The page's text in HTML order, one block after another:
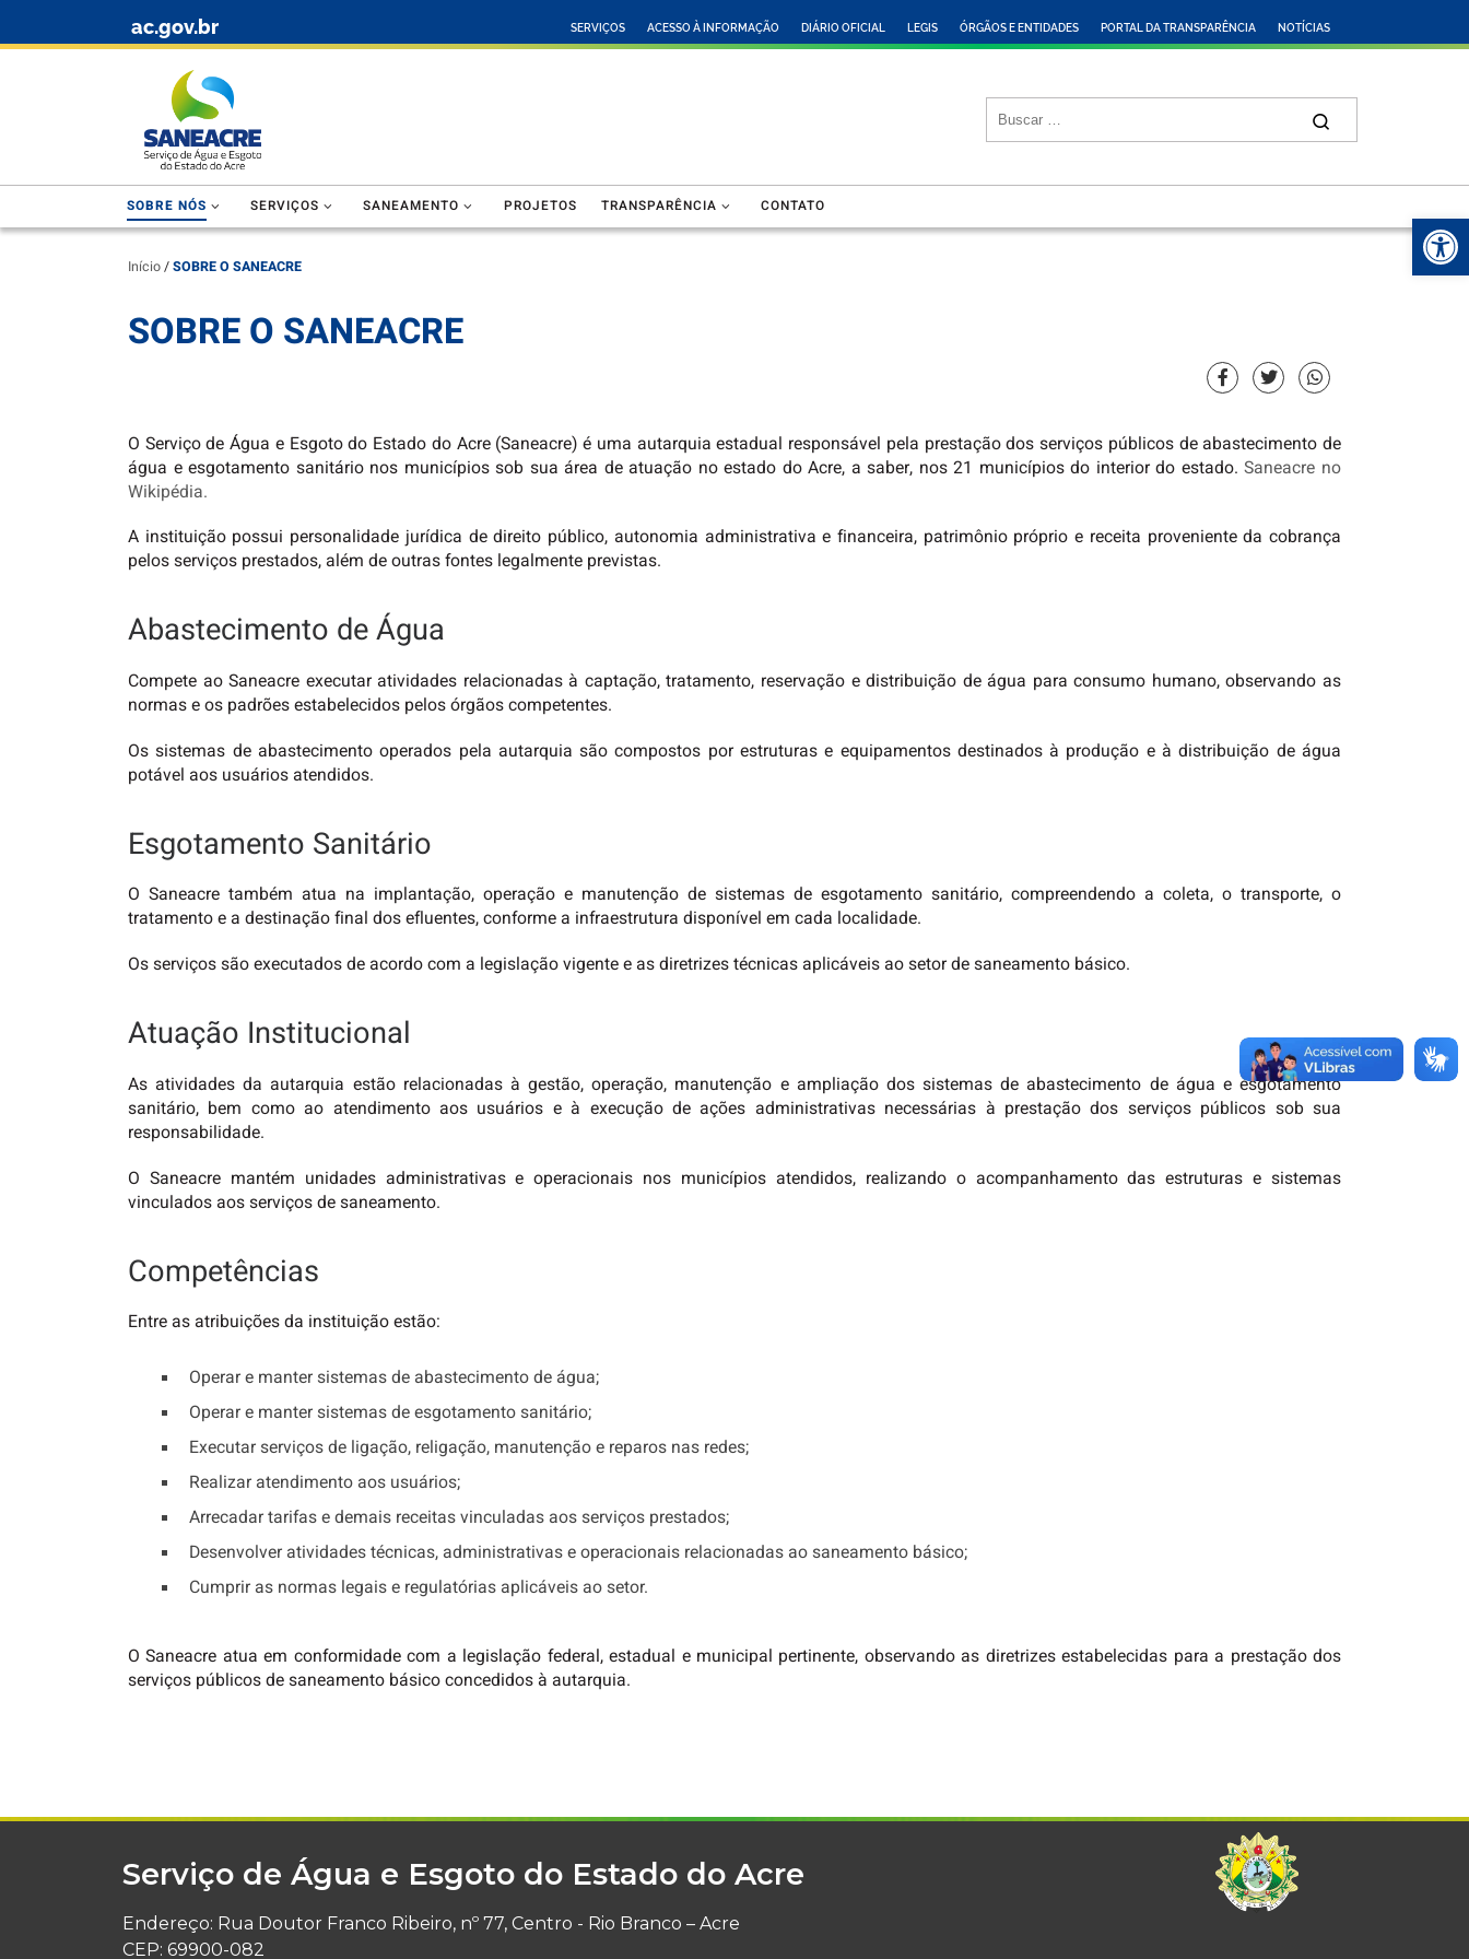
ac.gov.br SERVIÇOS ACESSO À INFORMAÇÃO DIÁRIO OFICIAL LEGIS ÓRGÃOS E ENTIDADES PORTAL DA TRANSPARÊNCIA NOTÍCIAS
SOBRE NÓS SERVIÇOS SANEAMENTO PROJETOS TRANSPARÊNCIA CONTATO
Início/SOBRE O SANEACRE
SOBRE O SANEACRE
O Serviço de Água e Esgoto do Estado do Acre (Saneacre) é uma autarquia estadual responsável pela prestação dos serviços públicos de abastecimento de
água e esgotamento sanitário nos municípios sob sua área de atuação no estado do Acre, a saber, nos 21 municípios do interior do estado.Saneacre no
Wikipédia.
A instituição possui personalidade jurídica de direito público, autonomia administrativa e financeira, patrimônio próprio e receita proveniente da cobrança
pelos serviços prestados, além de outras fontes legalmente previstas.
Abastecimento de Água
Compete ao Saneacre executar atividades relacionadas à captação, tratamento, reservação e distribuição de água para consumo humano, observando as
normas e os padrões estabelecidos pelos órgãos competentes.
Os sistemas de abastecimento operados pela autarquia são compostos por estruturas e equipamentos destinados à produção e à distribuição de água
potável aos usuários atendidos.
Esgotamento Sanitário
O Saneacre também atua na implantação, operação e manutenção de sistemas de esgotamento sanitário, compreendendo a coleta, o transporte, o
tratamento e a destinação final dos efluentes, conforme a infraestrutura disponível em cada localidade.
Os serviços são executados de acordo com a legislação vigente e as diretrizes técnicas aplicáveis ao setor de saneamento básico.
Atuação Institucional
As atividades da autarquia estão relacionadas à gestão, operação, manutenção e ampliação dos sistemas de abastecimento de água e esgotamento
sanitário, bem como ao atendimento aos usuários e à execução de ações administrativas necessárias à prestação dos serviços públicos sob sua
responsabilidade.
O Saneacre mantém unidades administrativas e operacionais nos municípios atendidos, realizando o acompanhamento das estruturas e sistemas
vinculados aos serviços de saneamento.
Competências
Entre as atribuições da instituição estão:
Operar e manter sistemas de abastecimento de água;
Operar e manter sistemas de esgotamento sanitário;
Executar serviços de ligação, religação, manutenção e reparos nas redes;
Realizar atendimento aos usuários;
Arrecadar tarifas e demais receitas vinculadas aos serviços prestados;
Desenvolver atividades técnicas, administrativas e operacionais relacionadas ao saneamento básico;
Cumprir as normas legais e regulatórias aplicáveis ao setor.
O Saneacre atua em conformidade com a legislação federal, estadual e municipal pertinente, observando as diretrizes estabelecidas para a prestação dos
serviços públicos de saneamento básico concedidos à autarquia.
Serviço de Água e Esgoto do Estado do Acre
Endereço: Rua Doutor Franco Ribeiro, nº 77, Centro - Rio Branco – Acre
CEP: 69900-082